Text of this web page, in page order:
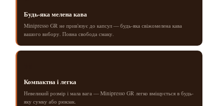
Будь-яка мелена кава
Minipresso GR не прив'язує до капсул — будь-яка свіжомелена кава
вашого вибору. Повна свобода смаку.
Компактна і легка
Невеликий розмір і мала вага — Minipresso GR легко вміщується в будь-
яку сумку або рюкзак.